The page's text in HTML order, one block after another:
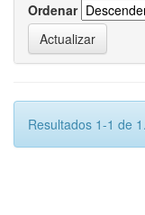
Ordenar
Resultados 1-1 de 1.